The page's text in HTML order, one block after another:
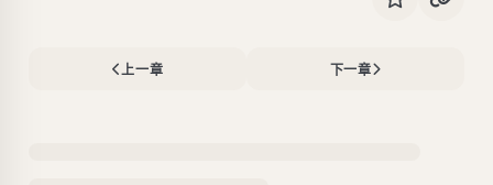
上一章 下一章